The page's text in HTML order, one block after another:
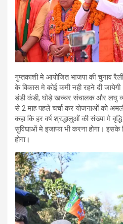
गुप्तकाशी मे आयोजित भाजपा की चुनाव
के विकास मे कोई कमी नही रहने दी
डंडी कंडी, घोड़े खच्चर संचालक और लघु
से 2 माह पहले चर्चा कर योजनाओं को
कहा कि हर वर्ष श्रद्धालुओं की संख्या मे
सुविधाओं मे इजाफा भी करना होगा। इसके
होगा।